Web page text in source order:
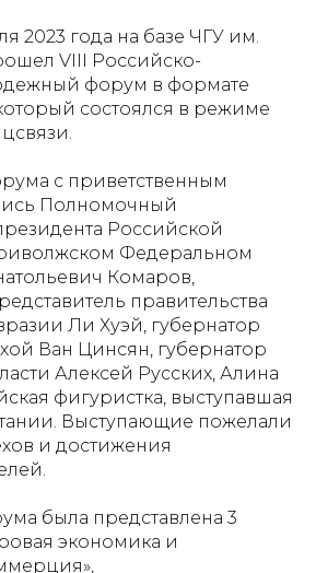
2023 года на базе ЧГУ им.
VIII Российско-
форум в формате
состоялся в режиме
с приветственным
Полномочный
Российской
Федеральном
Комаров,
правительства
Ли Хуэй, губернатор
Ван Цинсян, губернатор
Алексей Русских, Алина
фигуристка, выступавшая
Выступающие пожелали
и достижения
была представлена 3
экономика и